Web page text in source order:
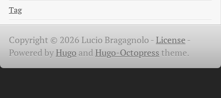
Tag
Copyright © 2026 Lucio Bragagnolo -License -
Powered byHugo and Hugo-Octopress theme.